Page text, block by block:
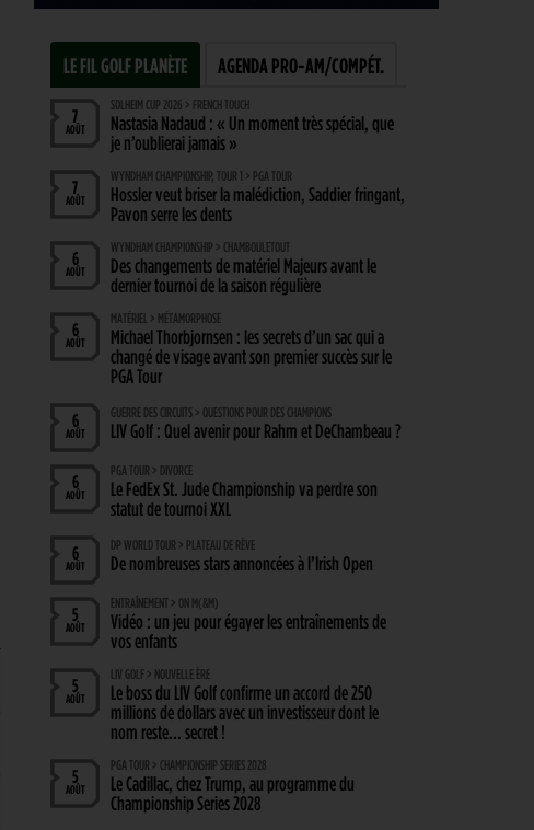
LE FIL GOLF PLANÈTE AGENDA PRO-AM/COMPÉT.
7
AOÛT
SOLHEIM CUP 2026 > FRENCH TOUCH
Nastasia Nadaud : « Un moment très spécial, que
je n’oublierai jamais »
7
AOÛT
WYNDHAM CHAMPIONSHIP, TOUR 1 > PGA TOUR
Hossler veut briser la malédiction, Saddier fringant,
Pavon serre les dents
6
AOÛT
WYNDHAM CHAMPIONSHIP > CHAMBOULETOUT
Des changements de matériel Majeurs avant le
dernier tournoi de la saison régulière
6
AOÛT
MATÉRIEL > MÉTAMORPHOSE
Michael Thorbjornsen : les secrets d’un sac qui a
changé de visage avant son premier succès sur le
PGA Tour
6
AOÛT
GUERRE DES CIRCUITS > QUESTIONS POUR DES CHAMPIONS
LIV Golf : Quel avenir pour Rahm et DeChambeau ?
6
AOÛT
PGA TOUR > DIVORCE
Le FedEx St. Jude Championship va perdre son
statut de tournoi XXL
6
AOÛT
DP WORLD TOUR > PLATEAU DE RÊVE
De nombreuses stars annoncées à l’Irish Open
5
AOÛT
ENTRAÎNEMENT > ON M(&M)
Vidéo : un jeu pour égayer les entraînements de
vos enfants
5
AOÛT
LIV GOLF > NOUVELLE ÈRE
Le boss du LIV Golf confirme un accord de 250
millions de dollars avec un investisseur dont le
nom reste… secret !
5
AOÛT
PGA TOUR > CHAMPIONSHIP SERIES 2028
Le Cadillac, chez Trump, au programme du
Championship Series 2028